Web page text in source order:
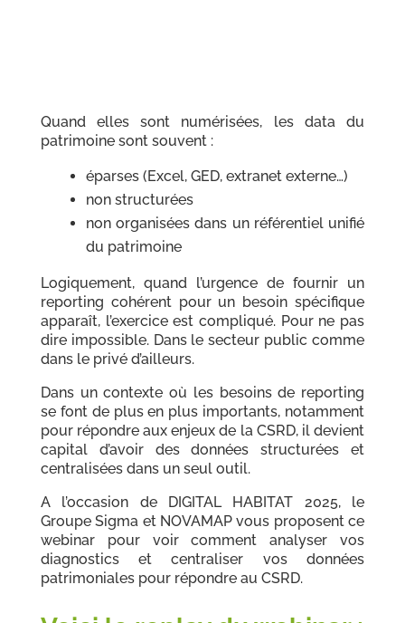
Quand elles sont numérisées, les data du
patrimoine sont souvent :
éparses (Excel, GED, extranet externe…)
non structurées
non organisées dans un référentiel unifié
du patrimoine
Logiquement, quand l’urgence de fournir un
reporting cohérent pour un besoin spécifique
apparaît, l’exercice est compliqué. Pour ne pas
dire impossible. Dans le secteur public comme
dans le privé d’ailleurs.
Dans un contexte où les besoins de reporting
se font de plus en plus importants, notamment
pour répondre aux enjeux de la CSRD, il devient
capital d’avoir des données structurées et
centralisées dans un seul outil.
A l’occasion de DIGITAL HABITAT 2025, le
Groupe Sigma et NOVAMAP vous proposent ce
webinar pour voir comment analyser vos
diagnostics et centraliser vos données
patrimoniales pour répondre au CSRD.